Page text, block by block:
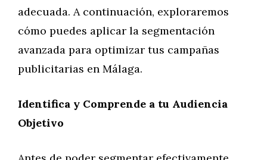
adecuada. A continuación, exploraremos
cómo puedes aplicar la segmentación
avanzada para optimizar tus campañas
publicitarias en Málaga.
Identifica y Comprende a tu Audiencia
Objetivo